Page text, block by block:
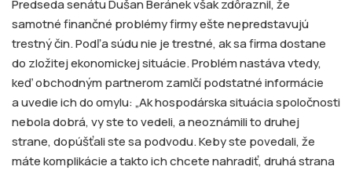
Predseda senátu Dušan Beránek však zdôraznil, že
samotné finančné problémy firmy ešte nepredstavujú
trestný čin. Podľa súdu nie je trestné, ak sa firma dostane
do zložitej ekonomickej situácie. Problém nastáva vtedy,
keď obchodným partnerom zamlčí podstatné informácie
a uvedie ich do omylu: „Ak hospodárska situácia spoločnosti
nebola dobrá, vy ste to vedeli, a neoznámili to druhej
strane, dopúšťali ste sa podvodu. Keby ste povedali, že
máte komplikácie a takto ich chcete nahradiť, druhá strana